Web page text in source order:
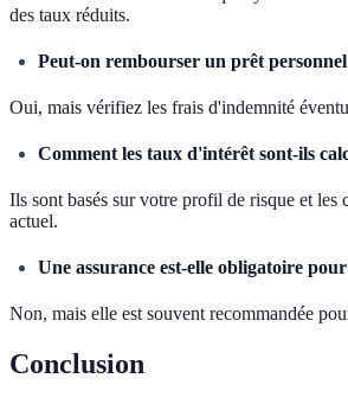
des taux réduits.
Peut-on rembourser un prêt
Oui, mais vérifiez les frais d'indemnité
Comment les taux d'intérêt sont-ils
Ils sont basés sur votre profil de risque et les
actuel.
Une assurance est-elle obligatoire
Non, mais elle est souvent recommandée
Conclusion